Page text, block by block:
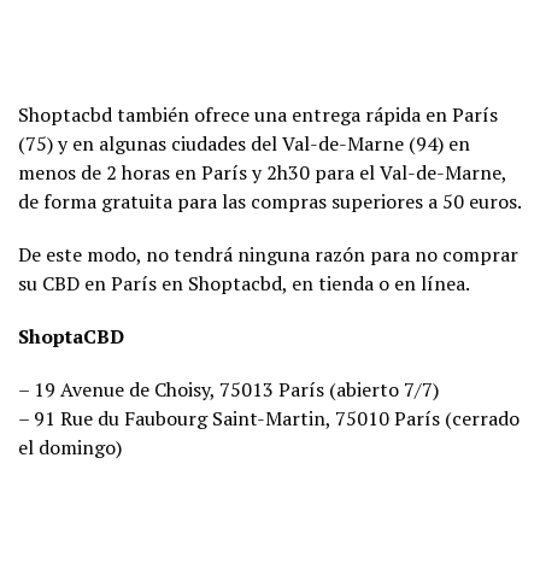
Shoptacbd también ofrece una entrega rápida en París
(75) y en algunas ciudades del Val-de-Marne (94) en
menos de 2 horas en París y 2h30 para el Val-de-Marne,
de forma gratuita para las compras superiores a 50 euros.
De este modo, no tendrá ninguna razón para no comprar
su CBD en París en Shoptacbd, en tienda o en línea.
ShoptaCBD
– 19 Avenue de Choisy, 75013 París (abierto 7/7)
– 91 Rue du Faubourg Saint-Martin, 75010 París (cerrado
el domingo)